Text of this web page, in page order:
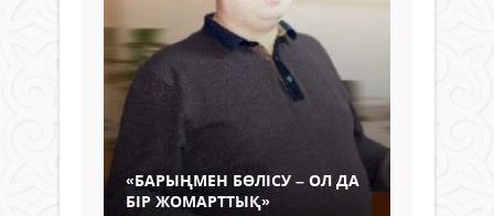
«БАРЫҢМЕН БӨЛІСУ – ОЛ ДА
БІР ЖОМАРТТЫҚ»